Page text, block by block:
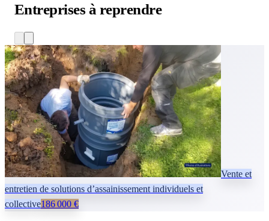
Entreprises à reprendre
Vente et
entretien de solutions d’assainissement individuels et
collective186 000 €